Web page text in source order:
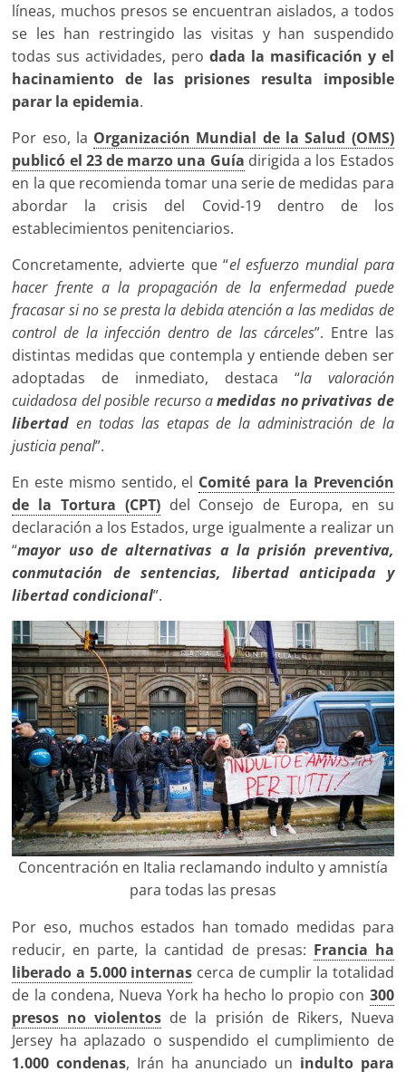
líneas, muchos presos se encuentran aislados, a todos
se les han restringido las visitas y han suspendido
todas sus actividades, pero dada la masificación y el
hacinamiento de las prisiones resulta imposible
parar la epidemia.
Por eso, la Organización Mundial de la Salud (OMS)
publicó el 23 de marzo una Guía dirigida a los Estados
en la que recomienda tomar una serie de medidas para
abordar la crisis del Covid-19 dentro de los
establecimientos penitenciarios.
Concretamente, advierte que “el esfuerzo mundial para
hacer frente a la propagación de la enfermedad puede
fracasar si no se presta la debida atención a las medidas de
control de la infección dentro de las cárceles”. Entre las
distintas medidas que contempla y entiende deben ser
adoptadas de inmediato, destaca “la valoración
cuidadosa del posible recurso amedidas no privativas de
libertad en todas las etapas de la administración de la
justicia penal”.
En este mismo sentido, el Comité para la Prevención
de la Tortura (CPT)del Consejo de Europa, en su
declaración a los Estados, urge igualmente a realizar un
“mayor uso de alternativas a la prisión preventiva,
conmutación de sentencias, libertad anticipada y
libertad condicional”.
Concentración en Italia reclamando indulto y amnistía
para todas las presas
Por eso, muchos estados han tomado medidas para
reducir, en parte, la cantidad de presas: Francia ha
liberado a 5.000 internas cerca de cumplir la totalidad
de la condena, Nueva York ha hecho lo propio con 300
presos no violentos de la prisión de Rikers, Nueva
Jersey ha aplazado o suspendido el cumplimiento de
1.000 condenas, Irán ha anunciado un indulto para